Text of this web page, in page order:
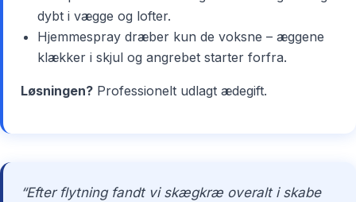
dybt i vægge og lofter.
Hjemmespray dræber kun de voksne – æggene
klækker i skjul og angrebet starter forfra.
Løsningen? Professionelt udlagt ædegift.
“Efter flytning fandt vi skægkræ overalt i skabe